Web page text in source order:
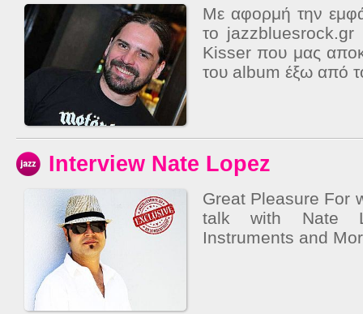
Με αφορμή την
το jazzbluesrock.gr
Kisser που μας
του album έξω από
Interview Nate Lopez
Great Pleasure For
talk with Nate
Instruments and